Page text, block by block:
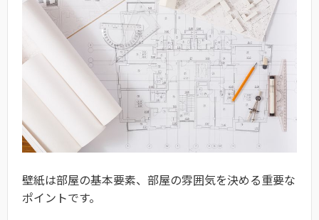
壁紙は部屋の基本要素、部屋の雰囲気を決める重要な
ポイントです。